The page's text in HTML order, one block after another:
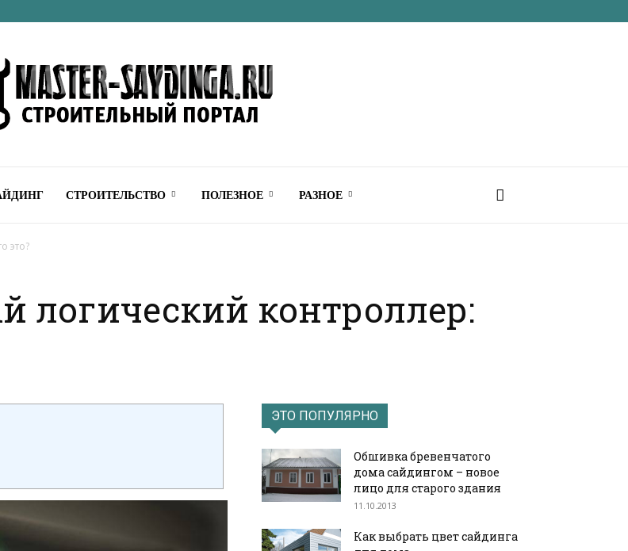
Строительный
СТРОИТЕЛЬСТВО ПОЛЕЗНОЕ РАЗНОЕ
это?
контроллер:
ЭТО ПОПУЛЯРНО
Обшивка бревенчатого
дома сайдингом – новое
лицо для старого здания
11.10.2013
Как выбрать цвет сайдинга